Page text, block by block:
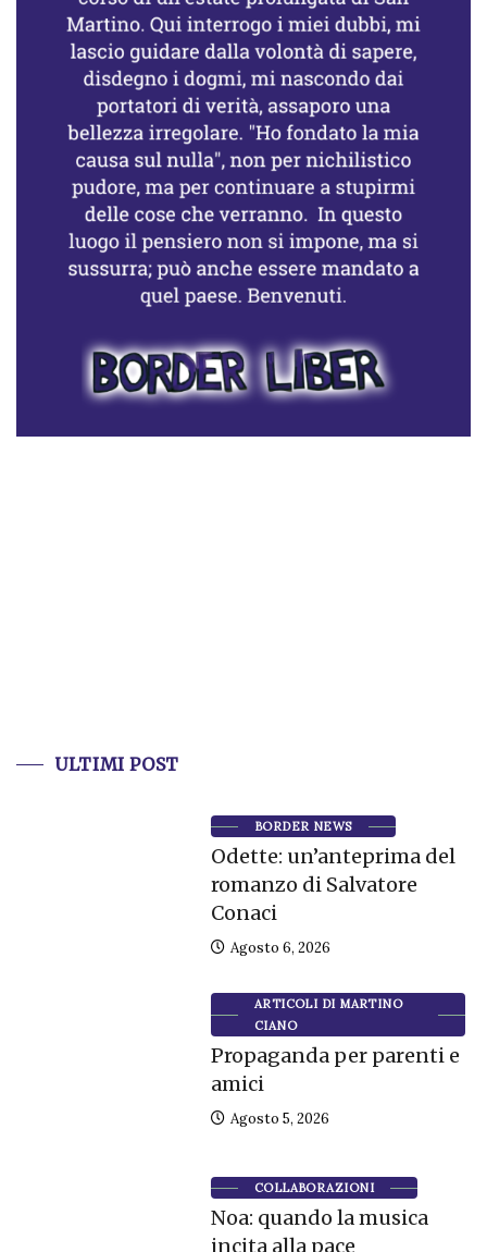
ULTIMI POST
BORDER NEWS
Odette: un’anteprima del
romanzo di Salvatore
Conaci
Agosto 6, 2026
ARTICOLI DI MARTINO
CIANO
Propaganda per parenti e
amici
Agosto 5, 2026
COLLABORAZIONI
Noa: quando la musica
incita alla pace